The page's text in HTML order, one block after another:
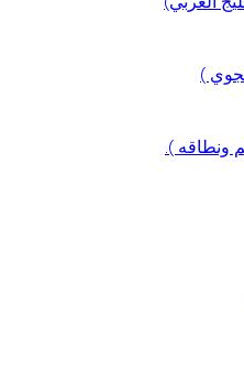
)
ونطاقه ).